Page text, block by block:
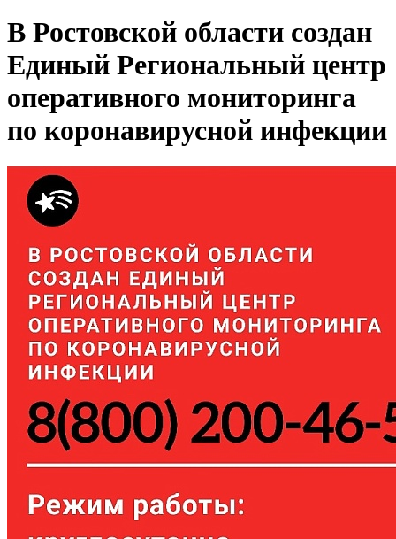
В Ростовской области создан
Единый Региональный центр
оперативного мониторинга
по коронавирусной инфекции